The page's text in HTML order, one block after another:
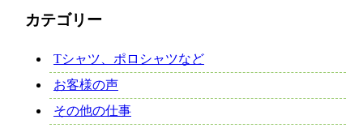
カテゴリー
Tシャツ、ポロシャツなど
お客様の声
その他の仕事